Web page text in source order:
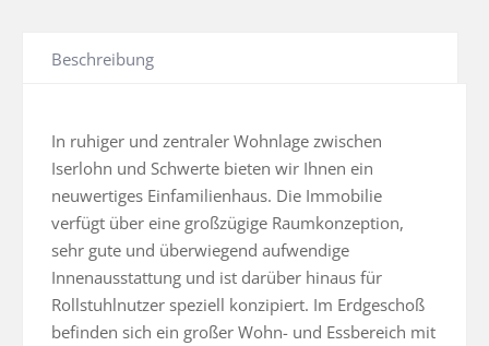
Beschreibung
In ruhiger und zentraler Wohnlage zwischen
Iserlohn und Schwerte bieten wir Ihnen ein
neuwertiges Einfamilienhaus. Die Immobilie
verfügt über eine großzügige Raumkonzeption,
sehr gute und überwiegend aufwendige
Innenausstattung und ist darüber hinaus für
Rollstuhlnutzer speziell konzipiert. Im Erdgeschoß
befinden sich ein großer Wohn- und Essbereich mit